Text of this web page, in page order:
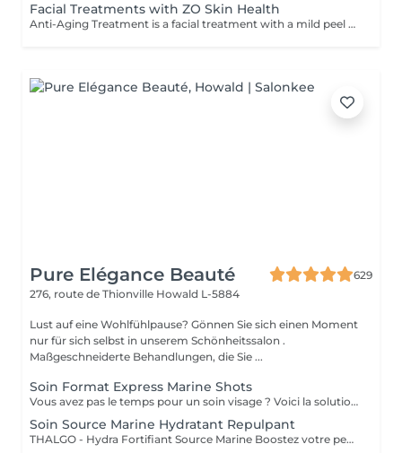
Facial Treatments with ZO Skin Health
Anti-Aging Treatment is a facial treatment with a mild peel designed to restore hydration, smooth dry, rough texture, soften lines and strengthen skin to prevent future aging and skin damage. Redness Treatment is a facial treatment with a mild peel designed to calm skin and minimize symptoms associated with red, sensitized skin, including rosacea. Ultra Hydration Treatment is a facial treatment with a mild peel designed to soothe skin and restore hydration in dry, dehydrated skin. Skin Brightening Treatment is a facial treatment with a mild peel designed to target mild discoloration and restore a more even skin tone. Acne + Oil Control Treatment is a facial treatment with a mild peel to decongest pores, absorb excess surface oil, target blemishes and prevent future breakouts. Enzyme Facial Treatment is a gentle, effective facial treatment with enzymatic exfoliation to revive dull skin, replenish hydration, soothe skin and restore healthy skin barrier to strengthen skin. Stimulator Peel is the perfect lunchtime peel, gentle enough for all skin types. An effective blend of AHAs provide immediately healthier, glowing skin with no downtime. Added antioxidants and anti-irritants neutralize free radicals and calm the skin.
Pure Elégance Beauté
629
276, route de Thionville Howald L-5884
Lust auf eine Wohlfühlpause? Gönnen Sie sich einen Moment
nur für sich selbst in unserem Schönheitssalon .
Maßgeschneiderte Behandlungen, die Sie ...
Soin Format Express Marine Shots
Vous avez pas le temps pour un soin visage ? Voici la solution un soin express de 30 minutes.
Soin Source Marine Hydratant Repulpant
THALGO - Hydra Fortifiant Source Marine Boostez votre peau avec la technologie du masque LED : un soin haute performance qui stimule , traite et illumine votre teint dès la première séance